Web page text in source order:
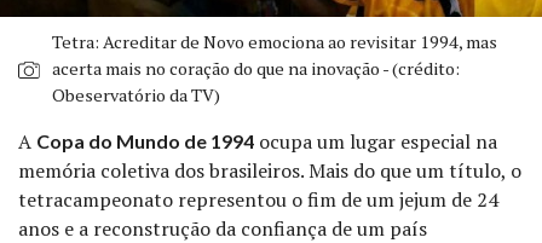
Tetra: Acreditar de Novo emociona ao revisitar 1994, mas
acerta mais no coração do que na inovação - (crédito:
Obeservatório da TV)
A Copa do Mundo de 1994 ocupa um lugar especial na
memória coletiva dos brasileiros. Mais do que um título, o
tetracampeonato representou o fim de um jejum de 24
anos e a reconstrução da confiança de um país